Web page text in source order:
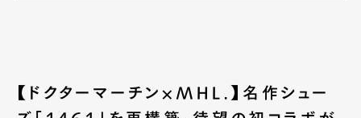
【ドクターマーチン×MHL.】名作シュー